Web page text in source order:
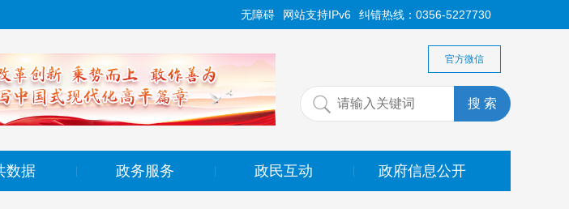
纠错热线：0356-5227730
网站支持IPv6
无障碍
官方微信
数据 政务服务 政民互动 政府信息公开